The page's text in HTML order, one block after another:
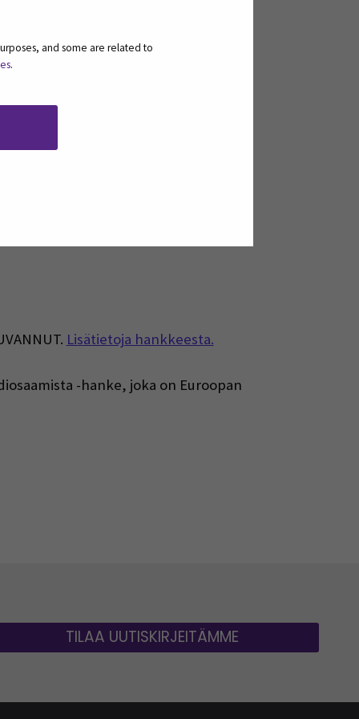
and some are related to
.
Lisätietoja hankkeesta.
-hanke, joka on Euroopan
TILAA UUTISKIRJEITÄMME